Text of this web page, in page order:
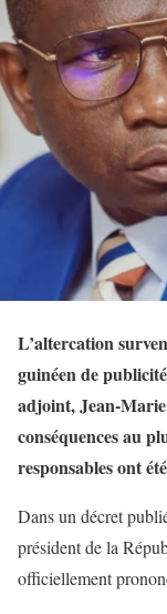
L’altercation
guinéen de
adjoint, Jean-
conséquences au
responsables ont
Dans un décret
président de la
officiellement